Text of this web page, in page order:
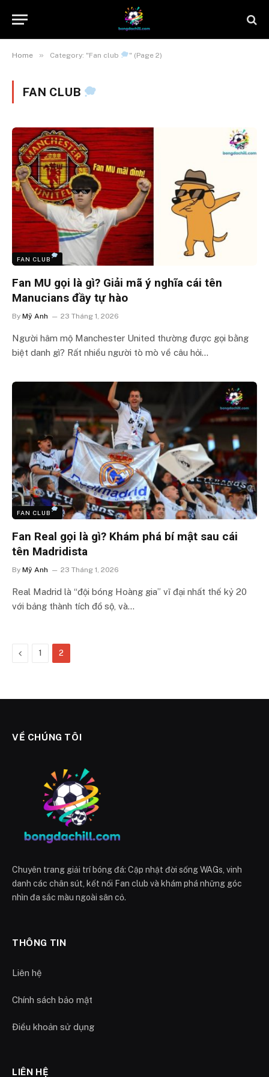
Home » Category: "Fan club " (Page 2)
FAN CLUB
FAN CLUB
Fan MU gọi là gì? Giải mã ý nghĩa cái tên
Manucians đầy tự hào
By Mỹ Anh 23 Tháng 1, 2026
Người hâm mộ Manchester United thường được gọi bằng
biệt danh gì? Rất nhiều người tò mò về câu hỏi…
FAN CLUB
Fan Real gọi là gì? Khám phá bí mật sau cái
tên Madridista
By Mỹ Anh 23 Tháng 1, 2026
Real Madrid là “đội bóng Hoàng gia” vĩ đại nhất thế kỷ 20
với bảng thành tích đồ sộ, và…
Previous
1 2
VỀ CHÚNG TÔI
Chuyên trang giải trí bóng đá: Cập nhật đời sống WAGs, vinh
danh các chân sút, kết nối Fan club và khám phá những góc
nhìn đa sắc màu ngoài sân cỏ.
THÔNG TIN
Liên hệ
Chính sách bảo mật
Điều khoản sử dụng
LIÊN HỆ